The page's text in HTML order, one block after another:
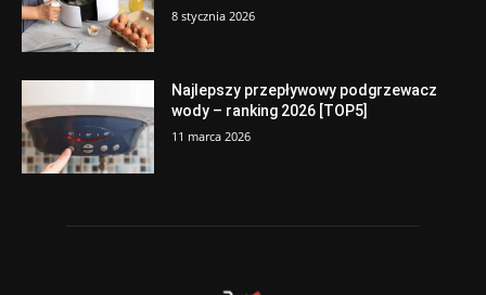
8 stycznia 2026
Najlepszy przepływowy podgrzewacz
wody – ranking 2026 [TOP5]
11 marca 2026